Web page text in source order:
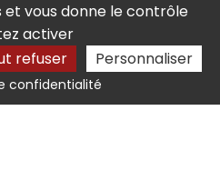
et vous donne le contrôle
activer
refuser Personnaliser
confidentialité